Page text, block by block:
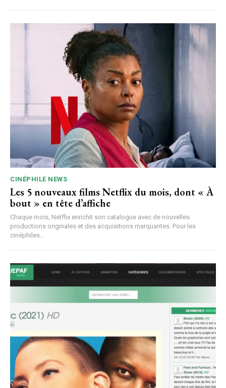
CINÉPHILE NEWS
Les 5 nouveaux films Netflix du mois, dont « À
bout » en tête d’affiche
Chaque mois, Netflix enrichit son catalogue avec de nouvelles
productions originales et des acquisitions marquantes. Pour les
cinéphiles...